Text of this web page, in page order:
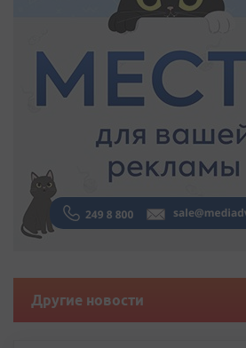
Другие новости